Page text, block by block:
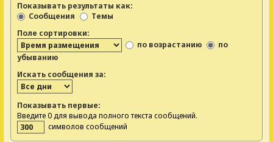
Показывать результаты как:
Сообщения
Темы
Поле сортировки:
по возрастанию
по
убыванию
Искать сообщения за:
Показывать первые:
Введите 0 для вывода полного текста сообщений.
символов сообщений